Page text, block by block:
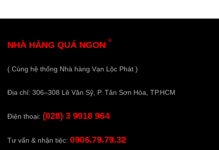
NHÀ HÀNG QUÁ NGON ®
( Cùng hệ thống Nhà hàng Vạn Lộc Phát )
Địa chỉ: 306–308 Lê Văn Sỹ, P. Tân Sơn Hòa, TP.HCM
Điện thoại: (028) 3 9918 964
Tư vấn & nhận tiệc: 0906.79.79.32